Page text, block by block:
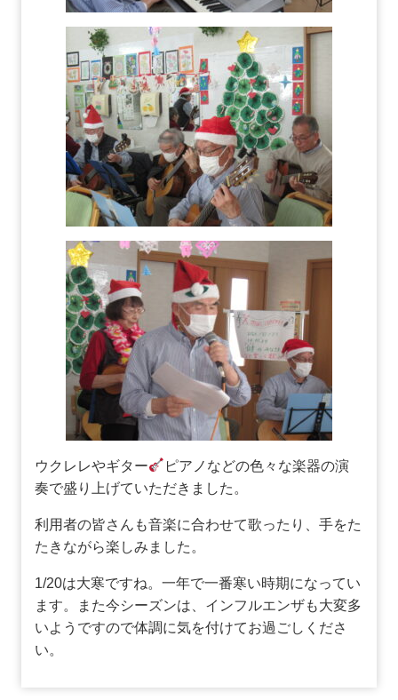
ウクレレやギター
ピアノなどの色々な楽器の演
奏で盛り上げていただきました。
利用者の皆さんも音楽に合わせて歌ったり、手をた
たきながら楽しみました。
1/20は大寒ですね。一年で一番寒い時期になってい
ます。また今シーズンは、インフルエンザも大変多
いようですので体調に気を付けてお過ごしくださ
い。